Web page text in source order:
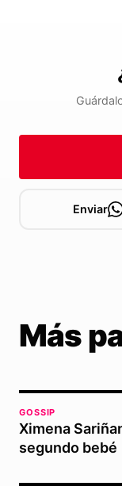
Enviar
Más
GOSSIP
Ximena
segundo bebé